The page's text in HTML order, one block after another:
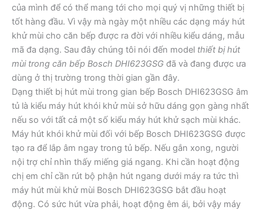
của mình để có thể mang tới cho mọi quý vị những thiết bị
tốt hàng đầu. Vì vậy mà ngày một nhiều các dạng máy hút
khử mùi cho căn bếp được ra đời với nhiều kiểu dáng, mẫu
mã đa dạng. Sau đây chúng tôi nói đến model thiết bị hút
mùi trong căn bếp Bosch DHI623GSG đã và đang được ưa
dùng ở thị trường trong thời gian gần đây.
Dạng thiết bị hút mùi trong gian bếp Bosch DHI623GSG âm
tủ là kiểu máy hút khói khử mùi sở hữu dáng gọn gàng nhất
nếu so với tất cả một số kiểu máy hút khử sạch mùi khác.
Máy hút khói khử mùi đối với bếp Bosch DHI623GSG được
tạo ra để lắp âm ngay trong tủ bếp. Nếu gắn xong, người
nội trợ chỉ nhìn thấy miếng giá ngang. Khi cần hoạt động
chị em chỉ cần rút bộ phận hút ngang dưới máy ra tức thì
máy hút mùi khử mùi Bosch DHI623GSG bắt đầu hoạt
động. Có sức hút vừa phải, hoạt động êm ái, bởi vậy máy